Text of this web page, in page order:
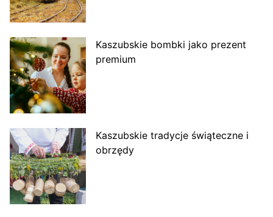
Kaszubskie bombki jako prezent
premium
Kaszubskie tradycje świąteczne i
obrzędy